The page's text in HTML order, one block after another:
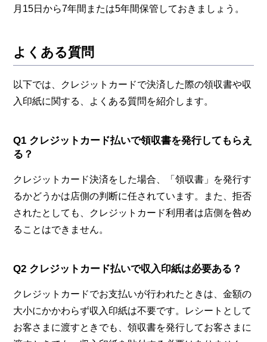
月15日から7年間または5年間保管しておきましょう。
よくある質問
以下では、クレジットカードで決済した際の領収書や収
入印紙に関する、よくある質問を紹介します。
Q1 クレジットカード払いで領収書を発行してもらえ
る？
クレジットカード決済をした場合、「領収書」を発行す
るかどうかは店側の判断に任されています。また、拒否
されたとしても、クレジットカード利用者は店側を咎め
ることはできません。
Q2 クレジットカード払いで収入印紙は必要ある？
クレジットカードでお支払いが行われたときは、金額の
大小にかかわらず収入印紙は不要です。レシートとして
お客さまに渡すときでも、領収書を発行してお客さまに